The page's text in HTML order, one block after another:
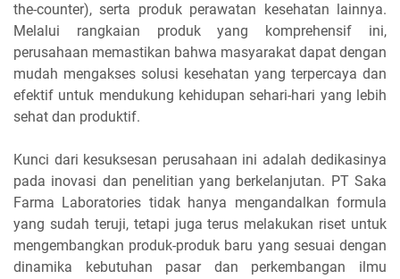
the-counter), serta produk perawatan kesehatan lainnya.
Melalui rangkaian produk yang komprehensif ini,
perusahaan memastikan bahwa masyarakat dapat dengan
mudah mengakses solusi kesehatan yang terpercaya dan
efektif untuk mendukung kehidupan sehari-hari yang lebih
sehat dan produktif.
Kunci dari kesuksesan perusahaan ini adalah dedikasinya
pada inovasi dan penelitian yang berkelanjutan. PT Saka
Farma Laboratories tidak hanya mengandalkan formula
yang sudah teruji, tetapi juga terus melakukan riset untuk
mengembangkan produk-produk baru yang sesuai dengan
dinamika kebutuhan pasar dan perkembangan ilmu